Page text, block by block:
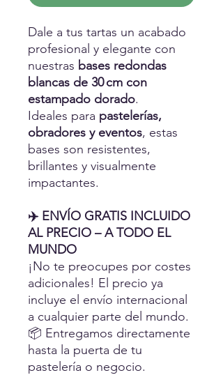
Dale a tus tartas un acabado
profesional y elegante con
nuestras bases redondas
blancas de 30 cm con
estampado dorado.
Ideales para pastelerías,
obradores y eventos, estas
bases son resistentes,
brillantes y visualmente
impactantes.
✈️ ENVÍO GRATIS INCLUIDO
AL PRECIO – A TODO EL
MUNDO
¡No te preocupes por costes
adicionales! El precio ya
incluye el envío internacional
a cualquier parte del mundo.
📦 Entregamos directamente
hasta la puerta de tu
pastelería o negocio.